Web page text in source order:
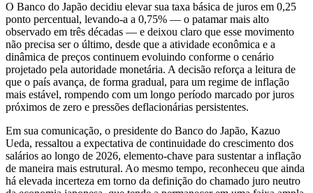
O Banco do Japão decidiu elevar sua taxa básica de juros em 0,25
ponto percentual, levando-a a 0,75% — o patamar mais alto
observado em três décadas — e deixou claro que esse movimento
não precisa ser o último, desde que a atividade econômica e a
dinâmica de preços continuem evoluindo conforme o cenário
projetado pela autoridade monetária. A decisão reforça a leitura de
que o país avança, de forma gradual, para um regime de inflação
mais estável, rompendo com um longo período marcado por juros
próximos de zero e pressões deflacionárias persistentes.
Em sua comunicação, o presidente do Banco do Japão, Kazuo
Ueda, ressaltou a expectativa de continuidade do crescimento dos
salários ao longo de 2026, elemento-chave para sustentar a inflação
de maneira mais estrutural. Ao mesmo tempo, reconheceu que ainda
há elevada incerteza em torno da definição do chamado juro neutro